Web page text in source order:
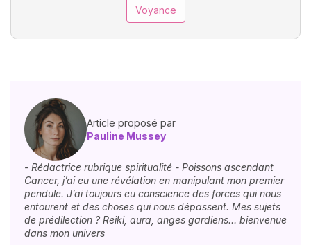
Voyance
Article proposé par
Pauline Mussey
- Rédactrice rubrique spiritualité - Poissons ascendant
Cancer, j’ai eu une révélation en manipulant mon premier
pendule. J’ai toujours eu conscience des forces qui nous
entourent et des choses qui nous dépassent. Mes sujets
de prédilection ? Reiki, aura, anges gardiens… bienvenue
dans mon univers